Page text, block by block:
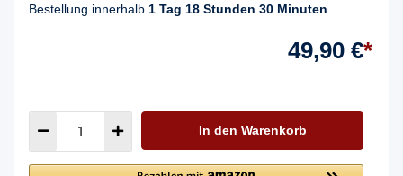
Bestellung innerhalb 1 Tag 18 Stunden 30 Minuten
49,90 €*
In den Warenkorb